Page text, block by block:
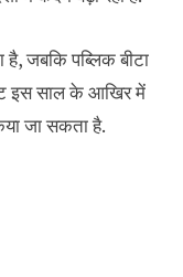
है, जबकि पब्लिक बीटा
इस साल के आखिर में
जा सकता है.